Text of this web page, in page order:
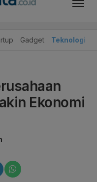
Gadget Teknologi
Ekonomi